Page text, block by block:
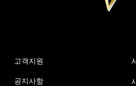
고객지원
공지사항